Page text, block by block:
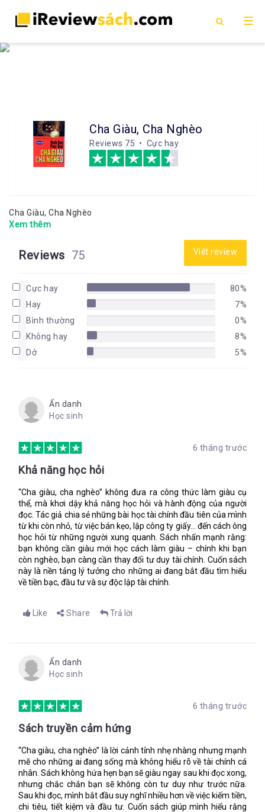
Cha Giàu, Cha Nghèo
Reviews 75 • Cực hay
Cha Giàu, Cha Nghèo
Xem thêm
Reviews 75 Viết review
Cực hay
80%
Hay
7%
Bình thường
0%
Không hay
8%
Dở
5%
Ẩn danh
Học sinh
6 tháng trước
Khả năng học hỏi
“Cha giàu, cha nghèo” không đưa ra công thức làm giàu cụ
thể, mà khơi dậy khả năng học hỏi và hành động của người
đọc. Tác giả chia sẻ những bài học tài chính đầu tiên của mình
từ khi còn nhỏ, từ việc bán kẹo, lập công ty giấy… đến cách ông
học hỏi từ những người xung quanh. Sách nhấn mạnh rằng:
bạn không cần giàu mới học cách làm giàu – chính khi bạn
còn nghèo, bạn càng cần thay đổi tư duy tài chính. Cuốn sách
này là nền tảng lý tưởng cho những ai đang bắt đầu tìm hiểu
về tiền bạc, đầu tư và sự độc lập tài chính.
Like Share Trả lời
Ẩn danh
Học sinh
6 tháng trước
Sách truyền cảm hứng
“Cha giàu, cha nghèo” là lời cảnh tỉnh nhẹ nhàng nhưng mạnh
mẽ cho những ai đang sống mà không hiểu rõ về tài chính cá
nhân. Sách không hứa hẹn bạn sẽ giàu ngay sau khi đọc xong,
nhưng chắc chắn bạn sẽ không còn tư duy như trước nữa.
Sau khi đọc, mình bắt đầu suy nghĩ nhiều hơn về việc kiếm tiền,
chi tiêu, tiết kiệm và đầu tư. Cuốn sách giúp mình hiểu rằng